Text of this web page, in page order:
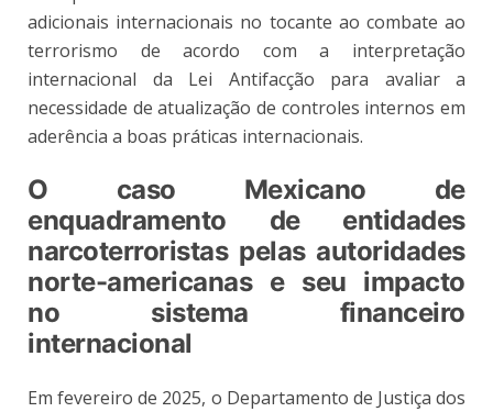
adicionais internacionais no tocante ao combate ao
terrorismo de acordo com a interpretação
internacional da Lei Antifacção para avaliar a
necessidade de atualização de controles internos em
aderência a boas práticas internacionais.
O caso Mexicano de
enquadramento de entidades
narcoterroristas pelas autoridades
norte-americanas e seu impacto
no sistema financeiro
internacional
Em fevereiro de 2025, o Departamento de Justiça dos